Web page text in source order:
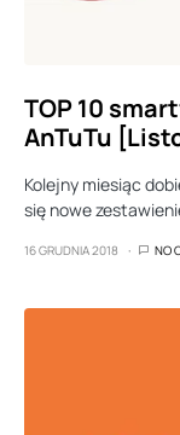
TOP 10
AnTuTu
Kolejny miesiąc
się nowe
16 GRUDNIA 2018 NO